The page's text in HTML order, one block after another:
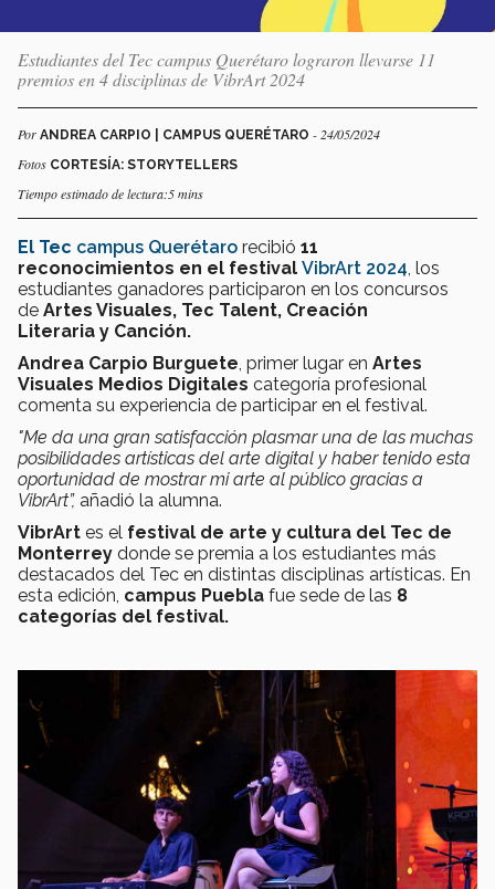
Estudiantes del Tec campus Querétaro lograron llevarse 11
premios en 4 disciplinas de VibrArt 2024
Por ANDREA CARPIO | CAMPUS QUERÉTARO - 24/05/2024
Fotos CORTESÍA: STORYTELLERS
Tiempo estimado de lectura:5 mins
El Tec campus Querétaro recibió 11
reconocimientos en el festival VibrArt 2024 , los
estudiantes ganadores participaron en los concursos
de Artes Visuales, Tec Talent, Creación
Literaria y Canción.
Andrea Carpio Burguete , primer lugar en Artes
Visuales Medios Digitales categoría profesional
comenta su experiencia de participar en el festival.
"Me da una gran satisfacción plasmar una de las muchas
posibilidades artísticas del arte digital y haber tenido esta
oportunidad de mostrar mi arte al público gracias a
VibrArt”, añadió la alumna.
VibrArt es el festival de arte y cultura del Tec de
Monterrey donde se premia a los estudiantes más
destacados del Tec en distintas disciplinas artísticas. En
esta edición, campus Puebla fue sede de las 8
categorías del festival.